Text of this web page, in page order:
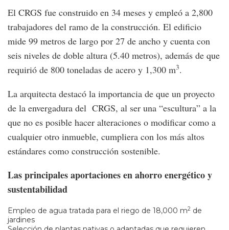
El CRGS fue construido en 34 meses y empleó a 2,800
trabajadores del ramo de la construcción. El edificio
mide 99 metros de largo por 27 de ancho y cuenta con
seis niveles de doble altura (5.40 metros), además de que
requirió de 800 toneladas de acero y 1,300 m3.
La arquitecta destacó la importancia de que un proyecto
de la envergadura del CRGS, al ser una “escultura” a la
que no es posible hacer alteraciones o modificar como a
cualquier otro inmueble, cumpliera con los más altos
estándares como construcción sostenible.
Las principales aportaciones en ahorro energético y
sustentabilidad
Empleo de agua tratada para el riego de 18,000 m2 de
jardines